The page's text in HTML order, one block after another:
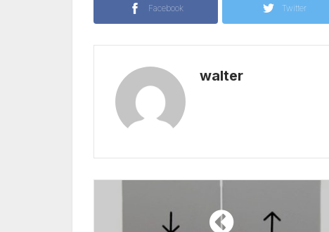
Facebook Twitter
walter